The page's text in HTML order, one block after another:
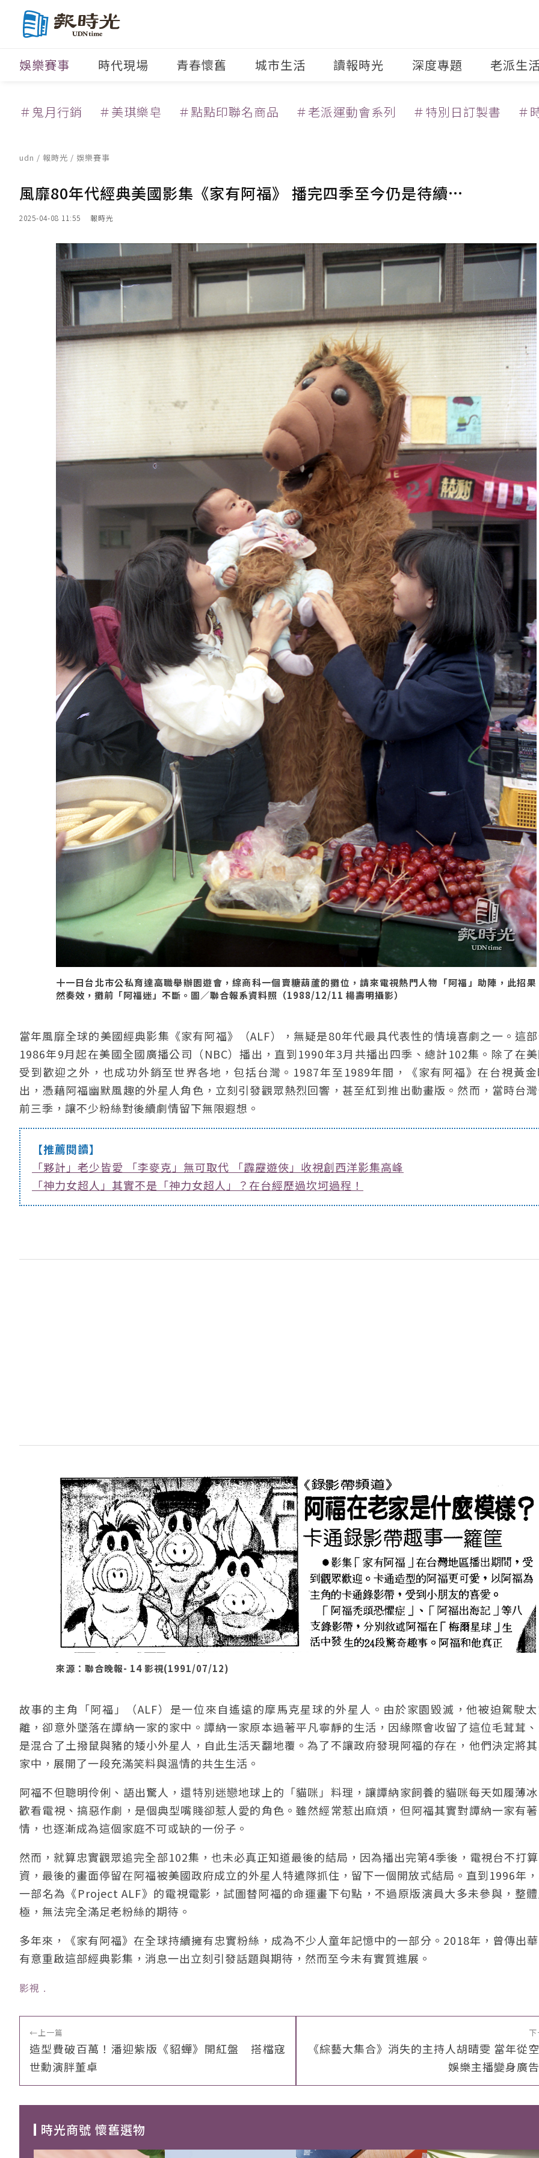
娛樂賽事 時代現場 青春懷舊 城市生活 讀報時光 深度專題 老派生
＃鬼月行銷 ＃美琪樂皂 ＃點點印聯名商品 ＃老派運動會系列 ＃特別日訂製書 ＃
udn / 報時光 / 娛樂賽事
風靡80年代經典美國影集《家有阿福》 播完四季至今仍是待續…
2025-04-08 11:55 報時光
十一日台北市公私育達高職舉辦園遊會，綜商科一個賣糖葫蘆的攤位，請來電視熱門人物「阿福」助陣，此招果
然奏效，攤前「阿福迷」不斷。圖／聯合報系資料照（1988/12/11 楊壽明攝影）
當年風靡全球的美國經典影集《家有阿福》（ALF），無疑是80年代最具代表性的情境喜劇之一。這
1986年9月起在美國全國廣播公司（NBC）播出，直到1990年3月共播出四季、總計102集。除了在
受到歡迎之外，也成功外銷至世界各地，包括台灣。1987年至1989年間，《家有阿福》在台視黃
出，憑藉阿福幽默風趣的外星人角色，立刻引發觀眾熱烈回響，甚至紅到推出動畫版。然而，當時台
前三季，讓不少粉絲對後續劇情留下無限遐想。
【推薦閱讀】
「夥計」老少皆愛 「李麥克」無可取代 「霹靂遊俠」收視創西洋影集高峰
「神力女超人」其實不是「神力女超人」？在台經歷過坎坷過程！
來源：聯合晚報- 14 影視(1991/07/12)
故事的主角「阿福」（ALF）是一位來自遙遠的摩馬克星球的外星人。由於家園毀滅，他被迫駕駛
離，卻意外墜落在譚納一家的家中。譚納一家原本過著平凡寧靜的生活，因緣際會收留了這位毛茸茸
是混合了土撥鼠與豬的矮小外星人，自此生活天翻地覆。為了不讓政府發現阿福的存在，他們決定將
家中，展開了一段充滿笑料與溫情的共生生活。
阿福不但聰明伶俐、語出驚人，還特別迷戀地球上的「貓咪」料理，讓譚納家飼養的貓咪每天如履薄
歡看電視、搞惡作劇，是個典型嘴賤卻惹人愛的角色。雖然經常惹出麻煩，但阿福其實對譚納一家有
情，也逐漸成為這個家庭不可或缺的一份子。
然而，就算忠實觀眾追完全部102集，也未必真正知道最後的結局，因為播出完第4季後，電視台不打
資，最後的畫面停留在阿福被美國政府成立的外星人特遣隊抓住，留下一個開放式結局。直到1996年
一部名為《Project ALF》的電視電影，試圖替阿福的命運畫下句點，不過原版演員大多未參與，整
極，無法完全滿足老粉絲的期待。
多年來，《家有阿福》在全球持續擁有忠實粉絲，成為不少人童年記憶中的一部分。2018年，曾傳出
有意重啟這部經典影集，消息一出立刻引發話題與期待，然而至今未有實質進展。
影視 ﹒
←上一篇
造型費破百萬！潘迎紫版《貂蟬》開紅盤 搭檔寇
世勳演胖董卓
《綜藝大集合》消失的主持人胡晴雯 當年從
娛樂主播變身廣
時光商號 懷舊選物